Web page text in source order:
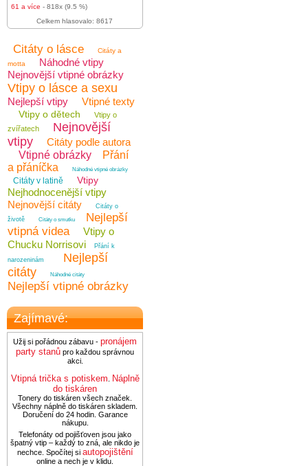
61 a více - 818x (9.5 %)
Celkem hlasovalo: 8617
Citáty o lásce
Citáty a
motta
Náhodné vtipy
Nejnovější vtipné obrázky
Vtipy o lásce a sexu
Nejlepší vtipy Vtipné texty
Vtipy o dětech
Vtipy o
zvířatech
Nejnovější
vtipy
Citáty podle autora
Vtipné obrázky
Přání
a přáníčka
Náhodné vtipné obrázky
Citáty v latině Vtipy
Nejhodnocenější vtipy
Nejnovější citáty
Citáty o
životě
Citáty o smutku
Nejlepší
vtipná videa
Vtipy o
Chucku Norrisovi
Přání k
narozeninám
Nejlepší
citáty
Náhodné citáty
Nejlepší vtipné obrázky
Zajímavé:
Užij si pořádnou zábavu - pronájem
party stanů pro každou správnou
akci.
Vtipná trička s potiskem Náplně
do tiskáren
Tonery do tiskáren všech značek.
Všechny náplně do tiskáren skladem.
Doručení do 24 hodin. Garance
nákupu.
Telefonáty od pojišťoven jsou jako
špatný vtip – každý to zná, ale nikdo je
nechce. Spočítej si autopojištění
online a nech je v klidu.